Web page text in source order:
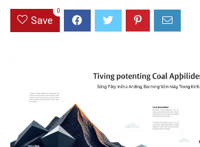
Save
0